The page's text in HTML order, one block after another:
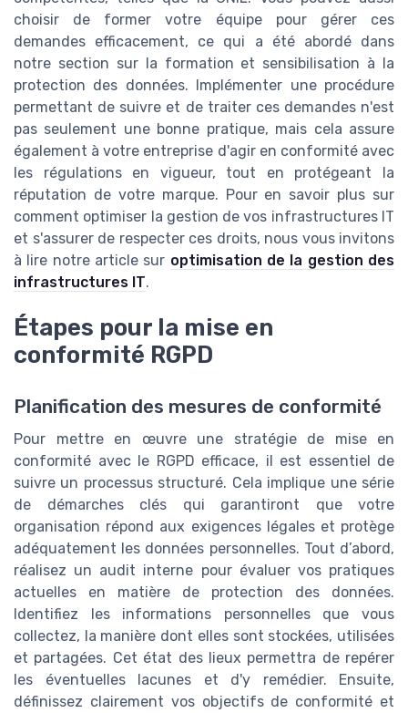
choisir de former votre équipe pour gérer ces
demandes efficacement, ce qui a été abordé dans
notre section sur la formation et sensibilisation à la
protection des données. Implémenter une procédure
permettant de suivre et de traiter ces demandes n'est
pas seulement une bonne pratique, mais cela assure
également à votre entreprise d'agir en conformité avec
les régulations en vigueur, tout en protégeant la
réputation de votre marque. Pour en savoir plus sur
comment optimiser la gestion de vos infrastructures IT
et s'assurer de respecter ces droits, nous vous invitons
à lire notre article sur optimisation de la gestion des
infrastructures IT.
Étapes pour la mise en
conformité RGPD
Planification des mesures de conformité
Pour mettre en œuvre une stratégie de mise en
conformité avec le RGPD efficace, il est essentiel de
suivre un processus structuré. Cela implique une série
de démarches clés qui garantiront que votre
organisation répond aux exigences légales et protège
adéquatement les données personnelles. Tout d’abord,
réalisez un audit interne pour évaluer vos pratiques
actuelles en matière de protection des données.
Identifiez les informations personnelles que vous
collectez, la manière dont elles sont stockées, utilisées
et partagées. Cet état des lieux permettra de repérer
les éventuelles lacunes et d'y remédier. Ensuite,
définissez clairement vos objectifs de conformité et